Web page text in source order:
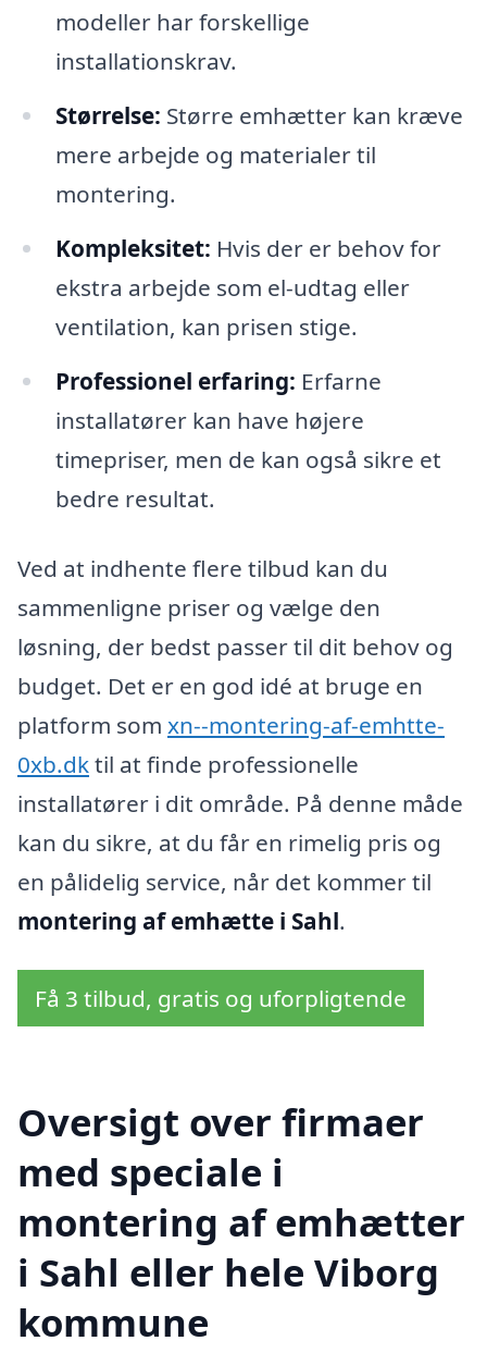
modeller har forskellige
installationskrav.
Størrelse: Større emhætter kan kræve
mere arbejde og materialer til
montering.
Kompleksitet: Hvis der er behov for
ekstra arbejde som el-udtag eller
ventilation, kan prisen stige.
Professionel erfaring: Erfarne
installatører kan have højere
timepriser, men de kan også sikre et
bedre resultat.
Ved at indhente flere tilbud kan du
sammenligne priser og vælge den
løsning, der bedst passer til dit behov og
budget. Det er en god idé at bruge en
platform som xn--montering-af-emhtte-
0xb.dktil at finde professionelle
installatører i dit område. På denne måde
kan du sikre, at du får en rimelig pris og
en pålidelig service, når det kommer til
montering af emhætte i Sahl.
Få 3 tilbud, gratis og uforpligtende
Oversigt over firmaer
med speciale i
montering af emhætter
i Sahl eller hele Viborg
kommune